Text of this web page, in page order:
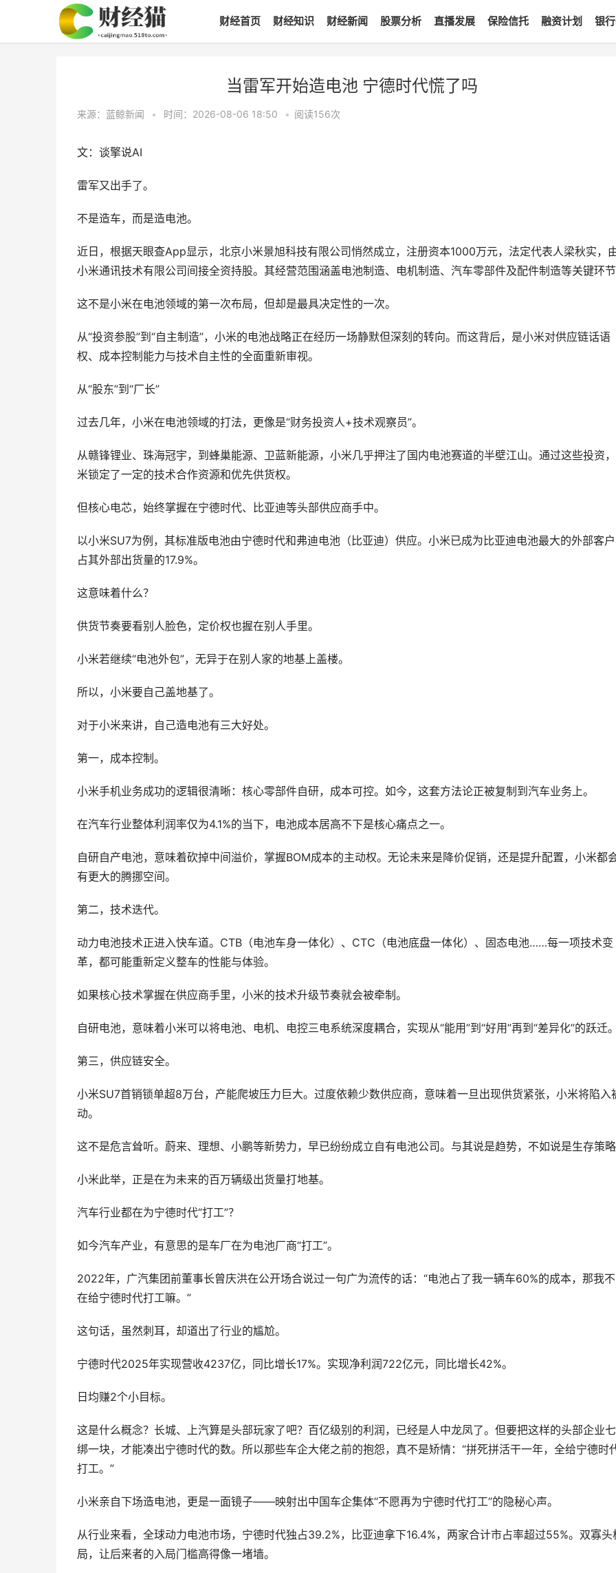
财经首页 财经知识 财经新闻 股票分析 直播发展 保险信托 融资计划 银
当雷军开始造电池 宁德时代慌了吗
来源：蓝鲸新闻 • 时间：2026-08-06 18:50 • 阅读156次
文：谈擎说AI
雷军又出手了。
不是造车，而是造电池。
近日，根据天眼查App显示，北京小米景旭科技有限公司悄然成立，注册资本1000万元，法定代表人梁秋实，
小米通讯技术有限公司间接全资持股。其经营范围涵盖电池制造、电机制造、汽车零部件及配件制造等关键环
这不是小米在电池领域的第一次布局，但却是最具决定性的一次。
从“投资参股”到“自主制造”，小米的电池战略正在经历一场静默但深刻的转向。而这背后，是小米对供应链话语
权、成本控制能力与技术自主性的全面重新审视。
从“股东”到“厂长”
过去几年，小米在电池领域的打法，更像是“财务投资人+技术观察员”。
从赣锋锂业、珠海冠宇，到蜂巢能源、卫蓝新能源，小米几乎押注了国内电池赛道的半壁江山。通过这些投资
米锁定了一定的技术合作资源和优先供货权。
但核心电芯，始终掌握在宁德时代、比亚迪等头部供应商手中。
以小米SU7为例，其标准版电池由宁德时代和弗迪电池（比亚迪）供应。小米已成为比亚迪电池最大的外部客
占其外部出货量的17.9%。
这意味着什么？
供货节奏要看别人脸色，定价权也握在别人手里。
小米若继续“电池外包”，无异于在别人家的地基上盖楼。
所以，小米要自己盖地基了。
对于小米来讲，自己造电池有三大好处。
第一，成本控制。
小米手机业务成功的逻辑很清晰：核心零部件自研，成本可控。如今，这套方法论正被复制到汽车业务上。
在汽车行业整体利润率仅为4.1%的当下，电池成本居高不下是核心痛点之一。
自研自产电池，意味着砍掉中间溢价，掌握BOM成本的主动权。无论未来是降价促销，还是提升配置，小米都
有更大的腾挪空间。
第二，技术迭代。
动力电池技术正进入快车道。CTB（电池车身一体化）、CTC（电池底盘一体化）、固态电池……每一项技术变
革，都可能重新定义整车的性能与体验。
如果核心技术掌握在供应商手里，小米的技术升级节奏就会被牵制。
自研电池，意味着小米可以将电池、电机、电控三电系统深度耦合，实现从“能用”到“好用”再到“差异化”的跃迁
第三，供应链安全。
小米SU7首销锁单超8万台，产能爬坡压力巨大。过度依赖少数供应商，意味着一旦出现供货紧张，小米将陷入
动。
这不是危言耸听。蔚来、理想、小鹏等新势力，早已纷纷成立自有电池公司。与其说是趋势，不如说是生存策
小米此举，正是在为未来的百万辆级出货量打地基。
汽车行业都在为宁德时代“打工”？
如今汽车产业，有意思的是车厂在为电池厂商“打工”。
2022年，广汽集团前董事长曾庆洪在公开场合说过一句广为流传的话：“电池占了我一辆车60%的成本，那我
在给宁德时代打工嘛。”
这句话，虽然刺耳，却道出了行业的尴尬。
宁德时代2025年实现营收4237亿，同比增长17%。实现净利润722亿元，同比增长42%。
日均赚2个小目标。
这是什么概念？长城、上汽算是头部玩家了吧？百亿级别的利润，已经是人中龙凤了。但要把这样的头部企业
绑一块，才能凑出宁德时代的数。所以那些车企大佬之前的抱怨，真不是矫情：“拼死拼活干一年，全给宁德时
打工。”
小米亲自下场造电池，更是一面镜子——映射出中国车企集体“不愿再为宁德时代打工”的隐秘心声。
从行业来看，全球动力电池市场，宁德时代独占39.2%，比亚迪拿下16.4%，两家合计市占率超过55%。双寡头
局，让后来者的入局门槛高得像一堵墙。